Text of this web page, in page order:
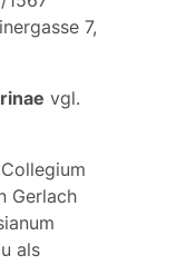
7,
vgl.
Collegium
Gerlach
als